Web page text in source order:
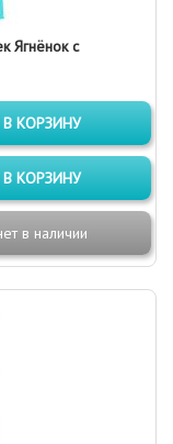
Ягнёнок с
В КОРЗИНУ
В КОРЗИНУ
в наличии